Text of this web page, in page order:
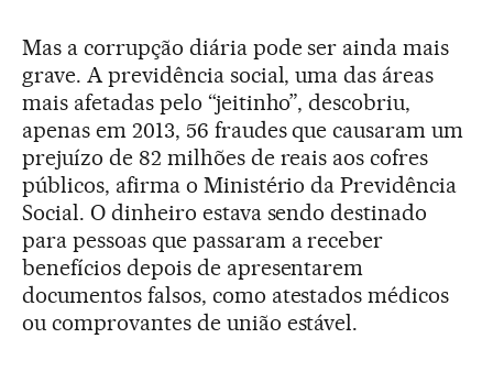
Mas a corrupção diária pode ser ainda mais
grave. A previdência social, uma das áreas
mais afetadas pelo “jeitinho”, descobriu,
apenas em 2013, 56 fraudes que causaram um
prejuízo de 82 milhões de reais aos cofres
públicos, afirma o Ministério da Previdência
Social. O dinheiro estava sendo destinado
para pessoas que passaram a receber
benefícios depois de apresentarem
documentos falsos, como atestados médicos
ou comprovantes de união estável.